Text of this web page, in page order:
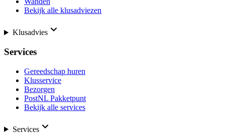
Bekijk alle klusadviezen
Klusadvies
Services
Gereedschap huren
Klusservice
Bezorgen
PostNL Pakketpunt
Bekijk alle services
Services